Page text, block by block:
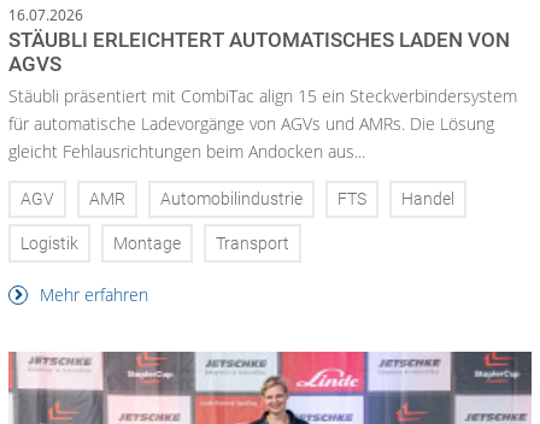
16.07.2026
STÄUBLI ERLEICHTERT AUTOMATISCHES LADEN VON
AGVS
Stäubli präsentiert mit CombiTac align 15 ein Steckverbindersystem
für automatische Ladevorgänge von AGVs und AMRs. Die Lösung
gleicht Fehlausrichtungen beim Andocken aus...
AGV AMR Automobilindustrie FTS Handel
Logistik Montage Transport
Mehr erfahren